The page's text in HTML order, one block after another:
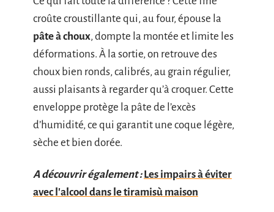
croûte croustillante qui, au four, épouse la
pâte à choux, dompte la montée et limite les
déformations. À la sortie, on retrouve des
choux bien ronds, calibrés, au grain régulier,
aussi plaisants à regarder qu’à croquer. Cette
enveloppe protège la pâte de l’excès
d’humidité, ce qui garantit une coque légère,
sèche et bien dorée.
A découvrir également : Les impairs à éviter
avec l'alcool dans le tiramisù maison